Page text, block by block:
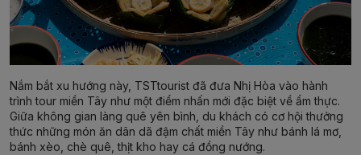
Nắm bắt xu hướng này, TSTtourist đã đưa Nhị Hòa vào hành
trình tour miền Tây như một điểm nhấn mới đặc biệt về ẩm thực.
Giữa không gian làng quê yên bình, du khách có cơ hội thưởng
thức những món ăn dân dã đậm chất miền Tây như bánh lá mơ,
bánh xèo, chè quê, thịt kho hay cá đồng nướng.